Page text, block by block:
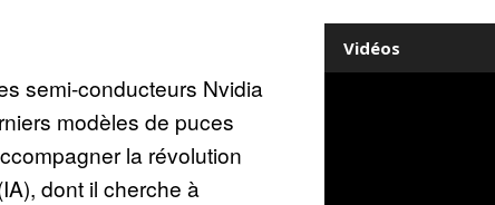
semi-conducteurs Nvidia
modèles de puces
la révolution
dont il cherche à
Vidéos